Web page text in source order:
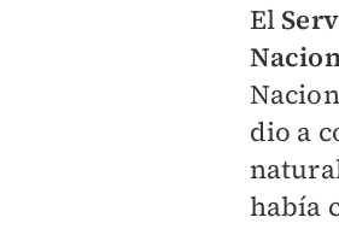
El
dio a
había